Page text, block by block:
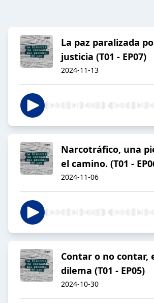
La paz paralizada
justicia (T01 - EP07)
2024-11-13
Narcotráfico, una
el camino. (T01 -
2024-11-06
Contar o no contar,
dilema (T01 - EP05)
2024-10-30